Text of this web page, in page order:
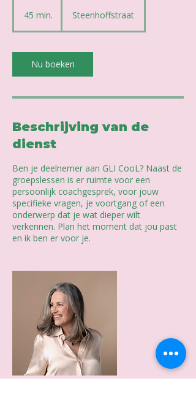
45 min.
i
n
Steenhoffstraat
Nu boeken
Beschrijving van de
dienst
Ben je deelnemer aan GLI CooL? Naast de
groepslessen is er ruimte voor een
persoonlijk coachgesprek, voor jouw
specifieke vragen, je voortgang of een
onderwerp dat je wat dieper wilt
verkennen. Plan het moment dat jou past
en ik ben er voor je.